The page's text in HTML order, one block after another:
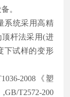
。
系统采用高精
顶杆法采用(进
下试样的变形
2008《塑
,GB/T2572-200